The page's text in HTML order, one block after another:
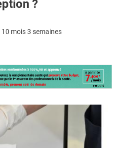
?
10 mois 3 semaines